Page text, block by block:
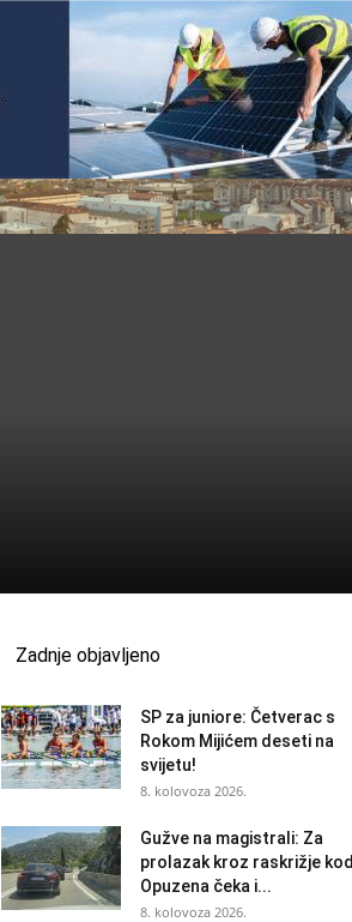
Zadnje objavljeno
SP za juniore: Četverac s
Rokom Mijićem deseti na
svijetu!
8. kolovoza 2026.
Gužve na magistrali: Za
prolazak kroz raskrižje kod
Opuzena čeka i...
8. kolovoza 2026.